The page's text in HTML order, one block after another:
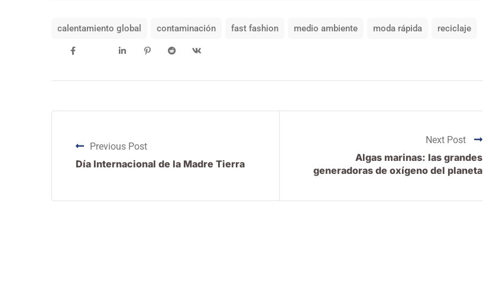
calentamiento global contaminación fast fashion medio ambiente moda rápida reciclaje
Previous Post
Día Internacional de la Madre Tierra
Next Post
Algas marinas: las grandes
generadoras de oxígeno del planeta